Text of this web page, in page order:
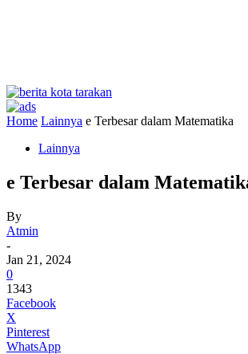
Home Lainnya e Terbesar dalam Matematika
Lainnya
e Terbesar dalam
By
Atmin
-
Jan 21, 2024
0
1343
Facebook
X
Pinterest
WhatsApp